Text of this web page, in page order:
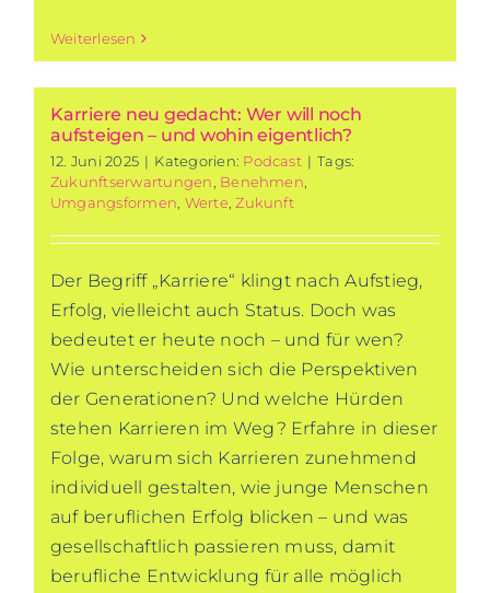
Weiterlesen
Karriere neu gedacht: Wer will noch
aufsteigen – und wohin eigentlich?
12. Juni 2025 | Kategorien: Podcast | Tags:
Zukunftserwartungen Benehmen
Umgangsformen Werte ,Zukunft
Der Begriff „Karriere“ klingt nach Aufstieg,
Erfolg, vielleicht auch Status. Doch was
bedeutet er heute noch – und für wen?
Wie unterscheiden sich die Perspektiven
der Generationen? Und welche Hürden
stehen Karrieren im Weg? Erfahre in dieser
Folge, warum sich Karrieren zunehmend
individuell gestalten, wie junge Menschen
auf beruflichen Erfolg blicken – und was
gesellschaftlich passieren muss, damit
berufliche Entwicklung für alle möglich